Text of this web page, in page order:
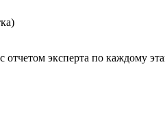
эксперта по каждому